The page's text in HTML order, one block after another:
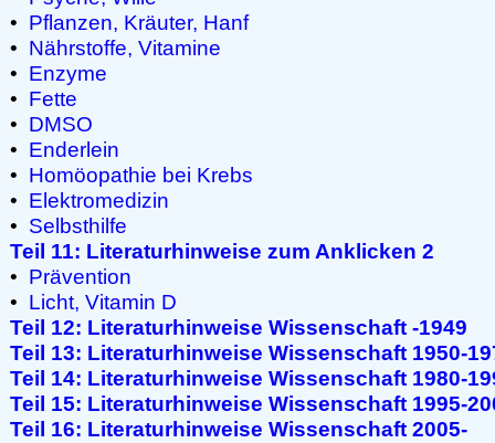
• Pflanzen, Kräuter, Hanf
• Nährstoffe, Vitamine
• Enzyme
• Fette
• DMSO
• Enderlein
• Homöopathie bei Krebs
• Elektromedizin
• Selbsthilfe
Teil 11: Literaturhinweise zum Anklicken 2
• Prävention
• Licht, Vitamin D
Teil 12: Literaturhinweise Wissenschaft -1949
Teil 13: Literaturhinweise Wissenschaft 1950-
Teil 14: Literaturhinweise Wissenschaft 1980-
Teil 15: Literaturhinweise Wissenschaft 1995-
Teil 16: Literaturhinweise Wissenschaft 2005-